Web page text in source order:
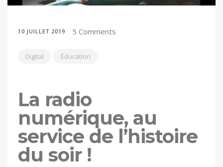
10 JUILLET 2019 5 Comments
Digital Éducation
La radio
numérique, au
service de l’histoire
du soir !